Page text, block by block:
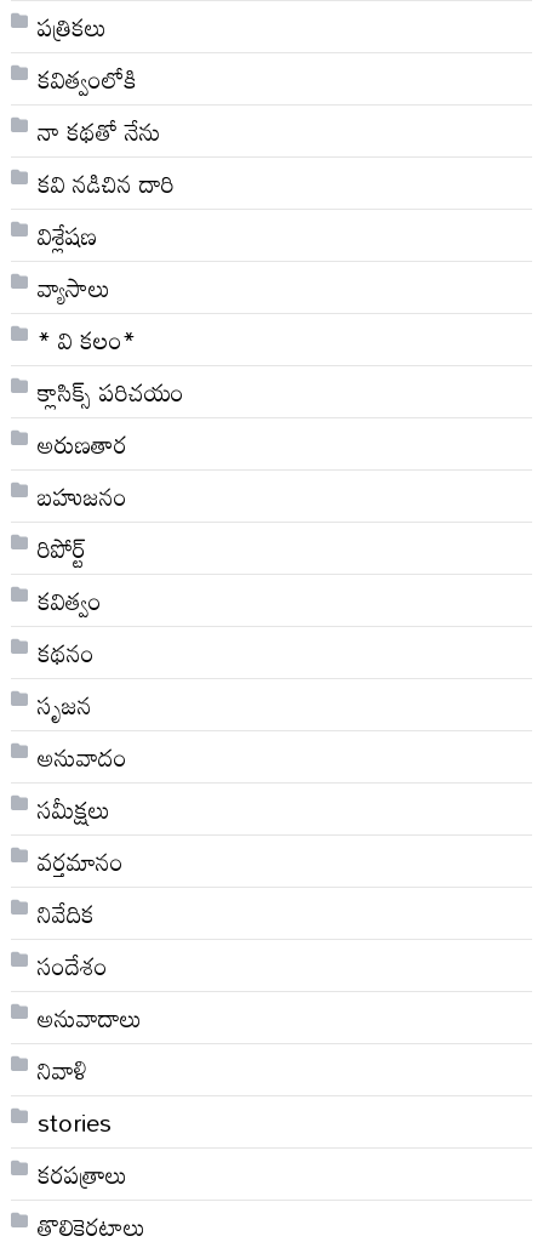
పత్రికలు
కవిత్వంలోకి
నా క‌థ‌తో నేను
కవి నడిచిన దారి
విశ్లేషణ
వ్యాసాలు
* వి క‌లం*
క్లాసిక్స్ ప‌రిచ‌యం
అరుణతార
బహుజనం
రిపోర్ట్
కవిత్వం
కథనం
సృజన
అనువాదం
సమీక్షలు
వర్తమానం
నివేదిక
సందేశం
అనువాదాలు
నివాళి
stories
కరపత్రాలు
తొలికెరటాలు